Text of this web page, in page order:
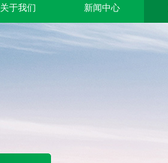
关于我们 新闻中心